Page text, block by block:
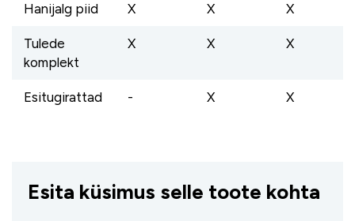
Hanijalg piid X X X
Tulede
komplekt
X X X
Esitugirattad - X X
Esita küsimus selle toote kohta